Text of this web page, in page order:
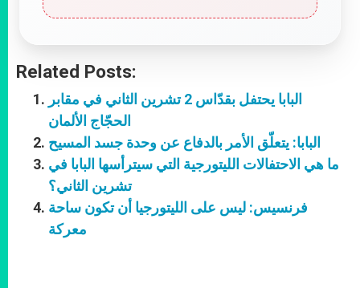
Related Posts:
البابا يحتفل بقدّاس 2 تشرين الثاني في مقابر
الحجّاج الألمان
البابا: يتعلّق الأمر بالدفاع عن وحدة جسد المسيح
ما هي الاحتفالات الليتورجية التي سيترأسها البابا في
تشرين الثاني؟
فرنسيس: ليس على الليتورجيا أن تكون ساحة
معركة